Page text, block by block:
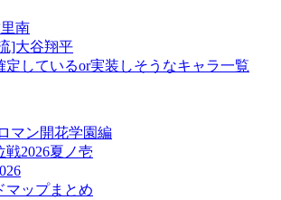
南
]大谷翔平
定しているor実装しそうなキャラ一覧
マン開花学園編
戦2026夏ノ壱
マップまとめ